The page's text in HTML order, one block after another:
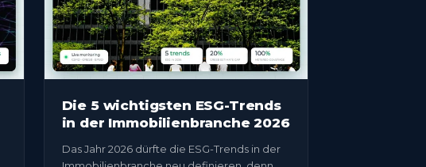
Die 5 wichtigsten ESG-Trends
in der Immobilienbranche 2026
Das Jahr 2026 dürfte die ESG-Trends in der